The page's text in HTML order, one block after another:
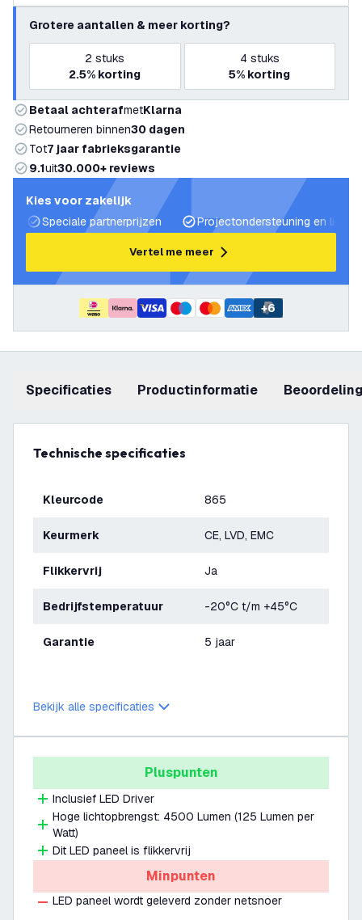
Grotere aantallen & meer korting?
2 stuks
2.5% korting
4 stuks
5% korting
Betaal achterafmetKlarna
Retourneren binnen30 dagen
Tot7 jaar fabrieksgarantie
9.1uit30.000+ reviews
Kies voor zakelijk
Speciale partnerprijzen
Projectondersteuning en
Vertel me meer
+6
Specificaties productinformatie
Technische specificaties
Kleurcode 865
Keurmerk CE, LVD, EMC
Flikkervrij Ja
Bedrijfstemperatuur -20°C t/m +45°C
Garantie 5 jaar
Bekijk alle specificaties
Pluspunten
Inclusief LED Driver
Hoge lichtopbrengst: 4500 Lumen (125 Lumen per
Watt)
Dit LED paneel is flikkervrij
Minpunten
LED paneel wordt geleverd zonder netsnoer